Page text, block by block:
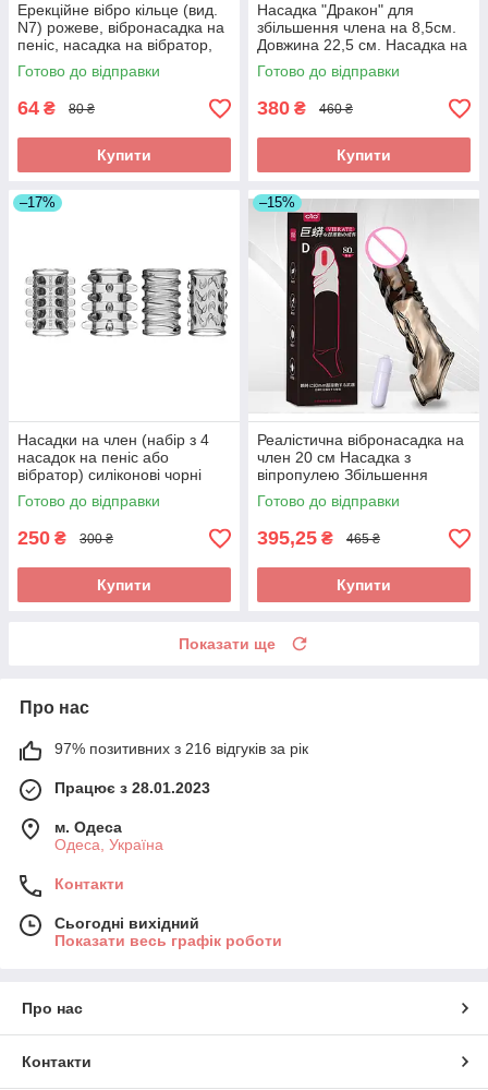
Ерекційне вібро кільце (вид.
N7) рожеве, вібронасадка на
пеніс, насадка на вібратор,
насадка на член.
Готово до відправки
64 ₴ 80 ₴
Купити
Насадка "Дракон" для
збільшення члена на 8,5см.
Довжина 22,5 см. Насадка на
пеніс, Прозора
Готово до відправки
380 ₴ 460 ₴
Купити
–17%
Насадки на член (набір з 4
насадок на пеніс або
вібратор) силіконові чорні
Готово до відправки
250 ₴ 300 ₴
Купити
–15%
Реалістична вібронасадка на
член 20 см Насадка з
віпропулею Збільшення
пеніса на 8 см
Готово до відправки
395,25 ₴ 465 ₴
Купити
Показати ще
Про нас
97% позитивних з 216 відгуків за рік
Працює з 28.01.2023
м. Одеса
Одеса, Україна
Контакти
Сьогодні вихідний
Показати весь графік роботи
Про нас
Контакти